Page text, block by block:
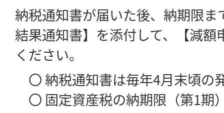
納税通知書が届いた後、納期限ま
結果通知書】を添付して、【減額
ください。
〇 納税通知書は毎年4月末頃の
〇 固定資産税の納期限（第1期